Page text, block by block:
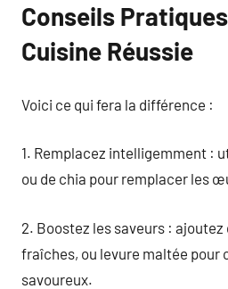
Conseils
Cuisine Réussie
Voici ce qui fera la différence :
1. Remplacez intelligemment :
ou de chia pour remplacer les
2. Boostez les saveurs :
fraîches, ou levure maltée pour
savoureux.